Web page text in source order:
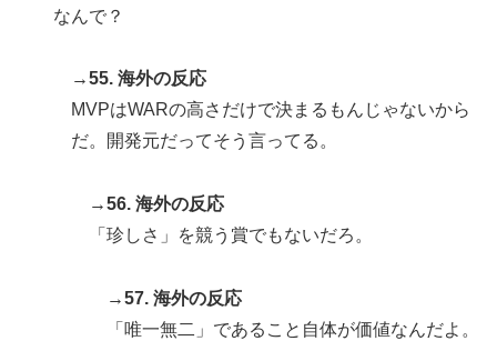
なんで？
→55. 海外の反応
MVPはWARの高さだけで決まるもんじゃないから
だ。開発元だってそう言ってる。
→56. 海外の反応
「珍しさ」を競う賞でもないだろ。
→57. 海外の反応
「唯一無二」であること自体が価値なんだよ。